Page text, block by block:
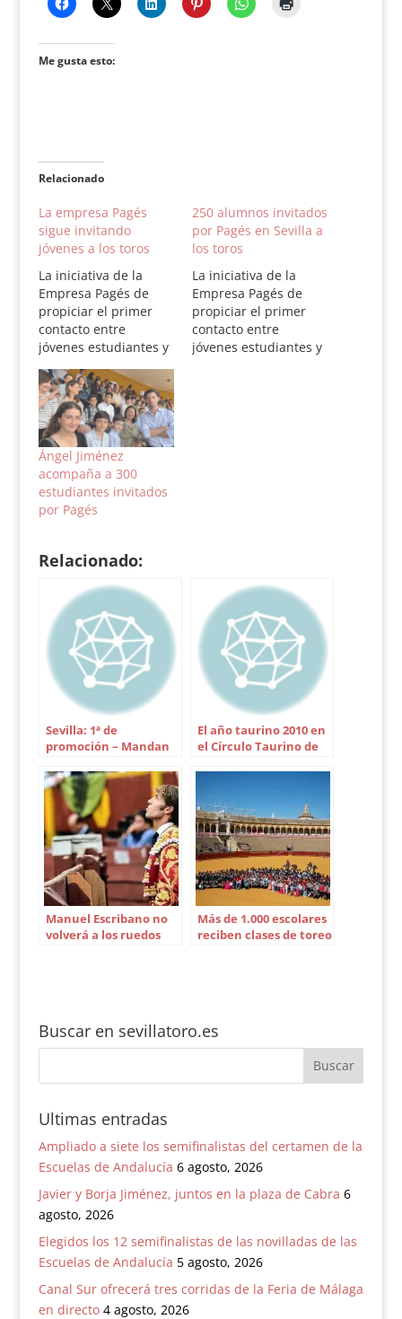
Me gusta esto:
Relacionado
La empresa Pagés
sigue invitando
jóvenes a los toros
La iniciativa de la
Empresa Pagés de
propiciar el primer
contacto entre
jóvenes estudiantes y
la Fiesta de los Toros
invitándolos a las
novilladas de abono
batió el récord este
domingo, con cerca
de 300 alumnos
llegados desde
diferentes institutos y
colegios sevillanos. En
250 alumnos invitados
por Pagés en Sevilla a
los toros
La iniciativa de la
Empresa Pagés de
propiciar el primer
contacto entre
jóvenes estudiantes y
Ángel Jiménez
acompaña a 300
estudiantes invitados
por Pagés
Relacionado:
Sevilla: 1ª de
promoción – Mandan
El año taurino 2010 en
el Círculo Taurino de
Manuel Escribano no
volverá a los ruedos
Más de 1.000 escolares
reciben clases de toreo
Buscar en sevillatoro.es
Ultimas entradas
Ampliado a siete los semifinalistas del certamen de la
Escuelas de Andalucía 6 agosto, 2026
Javier y Borja Jiménez, juntos en la plaza de Cabra 6
agosto, 2026
Elegidos los 12 semifinalistas de las novilladas de las
Escuelas de Andalucía 5 agosto, 2026
Canal Sur ofrecerá tres corridas de la Feria de Málaga
en directo 4 agosto, 2026